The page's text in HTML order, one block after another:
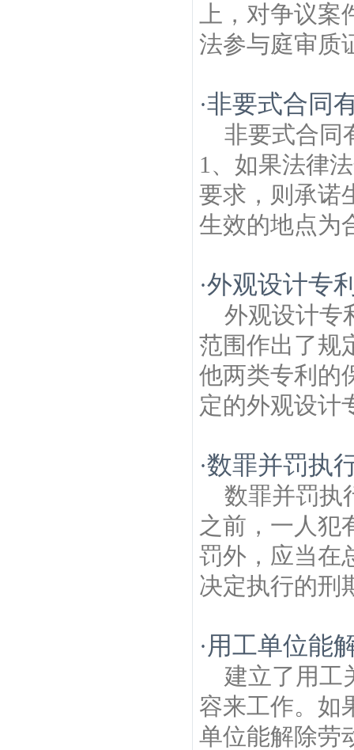
上，对争议
法参与庭审质
·非要式合同
非要式合同
1、如果法律
要求，则承诺
生效的地点为
·外观设计专
外观设计专
范围作出了规
他两类专利的
定的外观设计
·数罪并罚执
数罪并罚执
之前，一人犯
罚外，应当在
决定执行的刑
·用工单位能
建立了用工
容来工作。如
单位能解除劳